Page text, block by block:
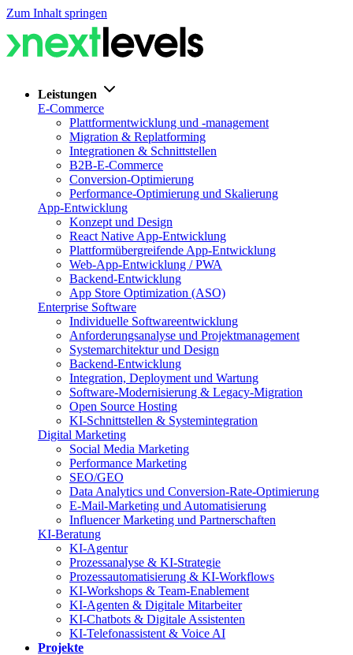
Zum Inhalt springen
Leistungen
E-Commerce
Plattformentwicklung und -management
Migration & Replatforming
Integrationen & Schnittstellen
B2B-E-Commerce
Conversion-Optimierung
Performance-Optimierung und Skalierung
App-Entwicklung
Konzept und Design
React Native App-Entwicklung
Plattformübergreifende App-Entwicklung
Web-App-Entwicklung / PWA
Backend-Entwicklung
App Store Optimization (ASO)
Enterprise Software
Individuelle Softwareentwicklung
Anforderungsanalyse und Projektmanagement
Systemarchitektur und Design
Backend-Entwicklung
Integration, Deployment und Wartung
Software-Modernisierung & Legacy-Migration
Open Source Hosting
KI-Schnittstellen & Systemintegration
Digital Marketing
Social Media Marketing
Performance Marketing
SEO/GEO
Data Analytics und Conversion-Rate-Optimierung
E-Mail-Marketing und Automatisierung
Influencer Marketing und Partnerschaften
KI-Beratung
KI-Agentur
Prozessanalyse & KI-Strategie
Prozessautomatisierung & KI-Workflows
KI-Workshops & Team-Enablement
KI-Agenten & Digitale Mitarbeiter
KI-Chatbots & Digitale Assistenten
KI-Telefonassistent & Voice AI
Projekte